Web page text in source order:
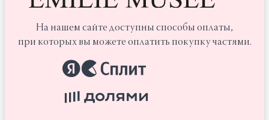
На нашем сайте доступны способы оплаты,
при которых вы можете оплатить покупку частями.